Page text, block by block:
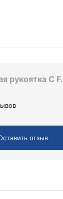
рукоятка C
отзыв